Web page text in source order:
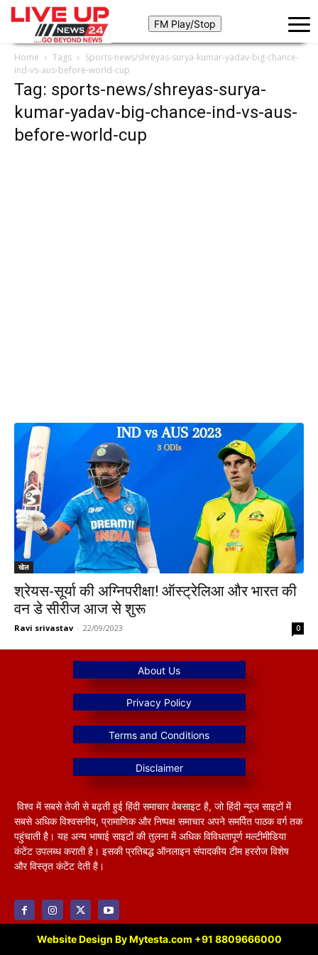
Home Tags
Sports-news/shreyas-surya-kumar-yadav-big-chance-
ind-vs-aus-before-world-cup
Tag: sports-news/shreyas-surya-
kumar-yadav-big-chance-ind-vs-aus-
before-world-cup
खेल
श्रेयस-सूर्या की अग्निपरीक्षा! ऑस्ट्रेलिआ और भारत की
वन डे सीरीज आज से शुरू
Ravi srivastav - 22/09/2023 0
विश्व में सबसे तेजी से बढ़ती हुई हिंदी समाचार वेबसाइट है, जो हिंदी न्यूज साइटों में
सबसे अधिक विश्वसनीय, प्रामाणिक और निष्पक्ष समाचार अपने समर्पित पाठक वर्ग तक
पहुंचाती है। यह अन्य भाषाई साइटों की तुलना में अधिक विविधतापूर्ण मल्टीमीडिया
कंटेंट उपलब्ध कराती है। इसकी प्रतिबद्ध ऑनलाइन संपादकीय टीम हररोज विशेष
और विस्तृत कंटेंट देती है।
Website Design By Mytesta.com +91 8809666000